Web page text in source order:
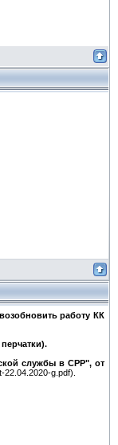
возобновить работу КК
службы в СРР", от
g.pdf).